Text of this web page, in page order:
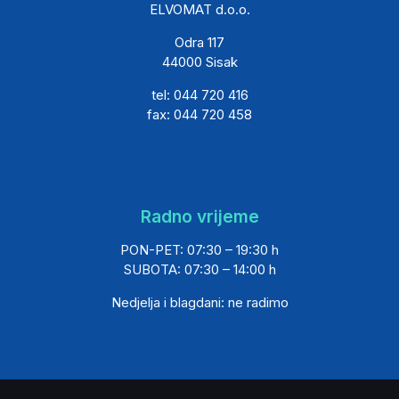
ELVOMAT d.o.o.
Odra 117
44000 Sisak
tel: 044 720 416
fax: 044 720 458
Radno vrijeme
PON-PET: 07:30 – 19:30 h
SUBOTA: 07:30 – 14:00 h
Nedjelja i blagdani: ne radimo